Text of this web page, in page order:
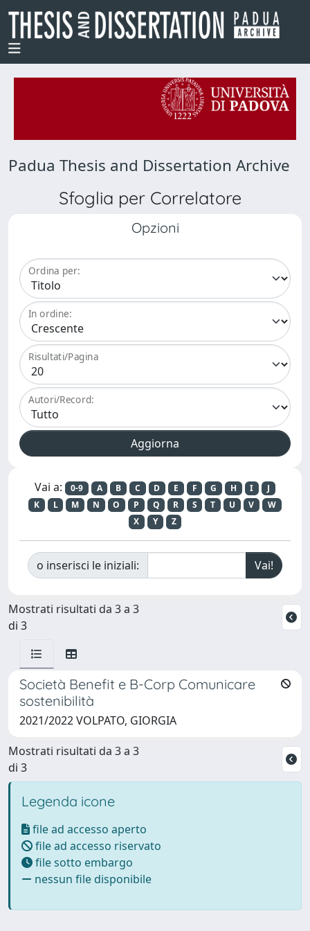
Padua Thesis and Dissertation Archive
Sfoglia per Correlatore
Opzioni
Ordina per:
In ordine:
Risultati/Pagina
Autori/Record:
Vai a: 0-9 A B C D E F G H I
J
K
L M N O P Q R S T U V
W
X
Y Z
o inserisci le iniziali:
Mostrati risultati da 3 a 3
di 3
Società Benefit e B-Corp Comunicare
sostenibilità
2021/2022 VOLPATO, GIORGIA
Mostrati risultati da 3 a 3
di 3
Legenda icone
file ad accesso aperto
file ad accesso riservato
file sotto embargo
nessun file disponibile